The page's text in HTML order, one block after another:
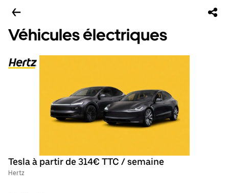
Véhicules électriques
Tesla à partir de 314€ TTC / semaine
Hertz